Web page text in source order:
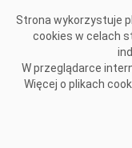
Strona wykorzystuje
cookies w celach
W przeglądarce
Więcej o plikach